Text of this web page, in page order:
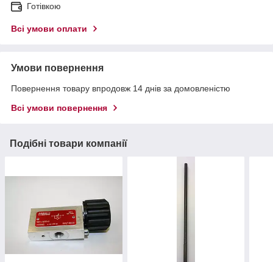
Готівкою
Всі умови оплати
Умови повернення
Повернення товару впродовж 14 днів за домовленістю
Всі умови повернення
Подібні товари компанії